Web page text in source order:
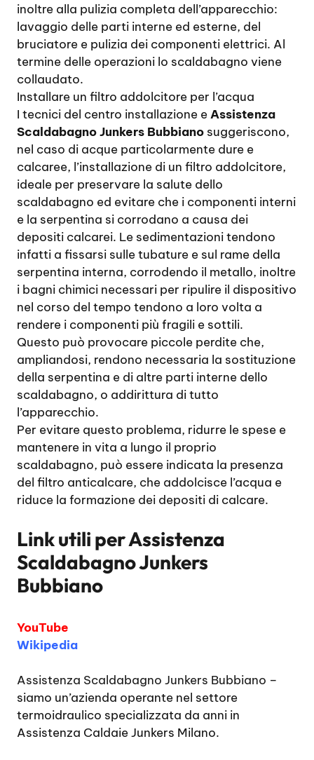
inoltre alla pulizia completa dell’apparecchio:
lavaggio delle parti interne ed esterne, del
bruciatore e pulizia dei componenti elettrici. Al
termine delle operazioni lo scaldabagno viene
collaudato.
Installare un filtro addolcitore per l’acqua
I tecnici del centro installazione eAssistenza
Scaldabagno Junkers Bubbiano suggeriscono,
nel caso di acque particolarmente dure e
calcaree, l’installazione di un filtro addolcitore,
ideale per preservare la salute dello
scaldabagno ed evitare che i componenti interni
e la serpentina si corrodano a causa dei
depositi calcarei. Le sedimentazioni tendono
infatti a fissarsi sulle tubature e sul rame della
serpentina interna, corrodendo il metallo, inoltre
i bagni chimici necessari per ripulire il dispositivo
nel corso del tempo tendono a loro volta a
rendere i componenti più fragili e sottili.
Questo può provocare piccole perdite che,
ampliandosi, rendono necessaria la sostituzione
della serpentina e di altre parti interne dello
scaldabagno, o addirittura di tutto
l’apparecchio.
Per evitare questo problema, ridurre le spese e
mantenere in vita a lungo il proprio
scaldabagno, può essere indicata la presenza
del filtro anticalcare, che addolcisce l’acqua e
riduce la formazione dei depositi di calcare.
Link utili perAssistenza
Scaldabagno Junkers
Bubbiano
YouTube
Wikipedia
Assistenza Scaldabagno Junkers Bubbiano –
siamo un’azienda operante nel settore
termoidraulico specializzata da anni in
Assistenza Caldaie Junkers Milano.